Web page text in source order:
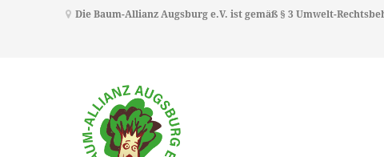
Die Baum-Allianz Augsburg e.V. ist gemäß § 3 Umwelt-